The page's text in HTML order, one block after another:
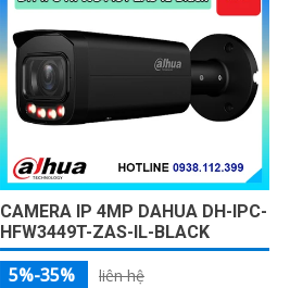
CAMERA IP 4MP DAHUA DH-IPC-
HFW3449T-ZAS-IL-BLACK
5%-35%
liên hệ